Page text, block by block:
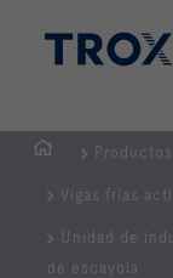
PRINCIPAL
Productos
Vigas frías
Unidad de
de escayola